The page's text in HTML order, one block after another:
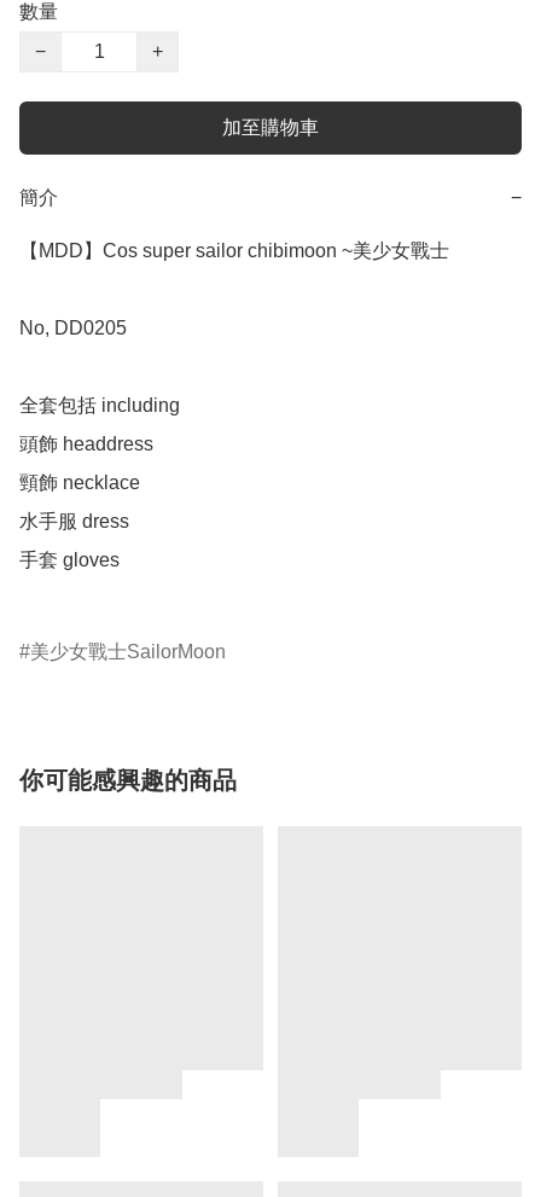
數量
−
+
加至購物車
簡介 −
【MDD】Cos super sailor chibimoon ~美少女戰士
No, DD0205
全套包括 including
頭飾 headdress
頸飾 necklace
水手服 dress
手套 gloves
美少女戰士SailorMoon
你可能感興趣的商品